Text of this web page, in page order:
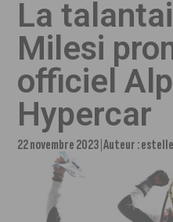
La
Milesi
officiel
Hypercar
22 novembre 2023 Auteur :estelle